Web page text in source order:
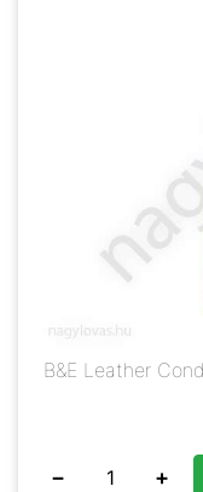
B&E Leather
− +